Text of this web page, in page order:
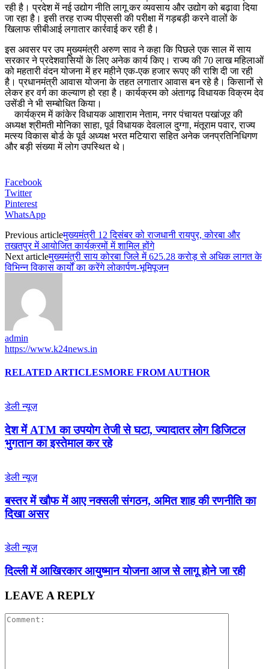
रही है। प्रदेश में नई उद्योग नीति लागू कर व्यवसाय और उद्योग को बढ़ावा दिया
जा रहा है। इसी तरह राज्य पीएससी की परीक्षा में गड़बड़ी करने वालों के
खिलाफ सीबीआई लगातार कार्रवाई कर रही है।
इस अवसर पर उप मुख्यमंत्री अरुण साव ने कहा कि पिछले एक साल में साय
सरकार ने प्रदेशवासियों के लिए अनेक कार्य किए। राज्य की 70 लाख महिलाओं
को महतारी वंदन योजना में हर महीने एक-एक हजार रूपए की राशि दी जा रही
है। प्रधानमंत्री आवास योजना के तहत लगातार आवास बन रहे है। किसानों से
लेकर हर वर्ग का कल्याण हो रहा है। कार्यक्रम को अंतागढ़ विधायक विक्रम देव
उसेंडी ने भी सम्बोधित किया।
कार्यक्रम में कांकेर विधायक आशाराम नेताम, नगर पंचायत पखांजूर की
अध्यक्ष श्रीमती मोनिका साहा, पूर्व विधायक देवलाल दुग्गा, मंतूराम पवार, राज्य
मत्स्य विकास बोर्ड के पूर्व अध्यक्ष भरत मटियारा सहित अनेक जनप्रतिनिधिगण
और बड़ी संख्या में लोग उपस्थित थे।
Facebook
Twitter
Pinterest
WhatsApp
Previous articleमुख्यमंत्री 12 दिसंबर को राजधानी रायपुर, कोरबा और
तखतपुर में आयोजित कार्यक्रमों में शामिल होंगे
Next articleमुख्यमंत्री साय कोरबा जिले में 625.28 करोड़ से अधिक लागत के
विभिन्न विकास कार्यों का करेंगे लोकार्पण-भूमिपूजन
admin
https://www.k24news.in
RELATED ARTICLESMORE FROM AUTHOR
डेली न्यूज़
देश में ATM का उपयोग तेजी से घटा, ज्यादातर लोग डिजिटल
भुगतान का इस्तेमाल कर रहे
डेली न्यूज़
बस्तर में खौफ में आए नक्सली संगठन, अमित शाह की रणनीति का
दिखा असर
डेली न्यूज़
द‍िल्‍ली में आख‍िरकार आयुष्‍मान योजना आज से लागू होने जा रही
LEAVE A REPLY